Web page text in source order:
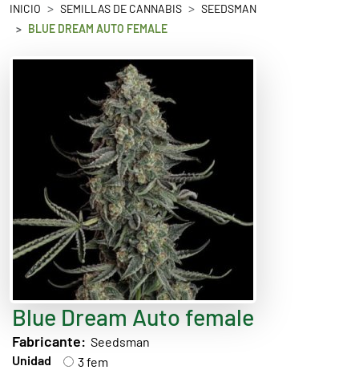
INICIO SEMILLAS DE CANNABIS
SEEDSMAN
BLUE DREAM AUTO FEMALE
Blue Dream Auto female
Fabricante: Seedsman
Unidad
3 fem